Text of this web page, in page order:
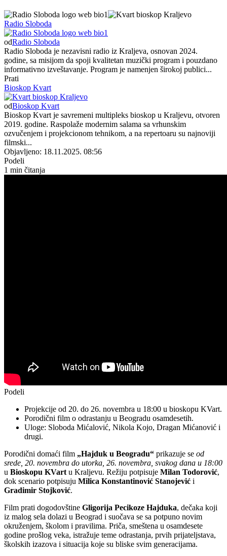
Radio Sloboda
odRadio Sloboda
Radio Sloboda je nezavisni radio iz Kraljeva, osnovan 2024.
godine, sa misijom da spoji kvalitetan muzički program i pouzdano
informativno izveštavanje. Program je namenjen širokoj publici...
Prati
Bioskop Kvart
odBioskop Kvart
Bioskop Kvart je savremeni multipleks bioskop u Kraljevu, otvoren
2019. godine. Raspolaže modernim salama sa vrhunskim
ozvučenjem i projekcionom tehnikom, a na repertoaru su najnoviji
filmski...
Objavljeno: 18.11.2025. 08:56
Podeli
1 min čitanja
Podeli
Projekcije od 20. do 26. novembra u 18:00 u bioskopu KVart.
Porodični film o odrastanju u Beogradu osamdesetih.
Uloge: Sloboda Mićalović, Nikola Kojo, Dragan Mićanović i
drugi.
Porodični domaći film „Hajduk u Beogradu“ prikazuje se od
srede, 20. novembra do utorka, 26. novembra, svakog dana u 18:00
u Bioskopu KVart u Kraljevu. Režiju potpisuje Milan Todorović,
dok scenario potpisuju Milica Konstantinović Stanojević i
Gradimir Stojković.
Film prati dogodovštine Gligorija Pecikoze Hajduka, dečaka koji
iz malog sela dolazi u Beograd i suočava se sa potpuno novim
okruženjem, školom i pravilima. Priča, smeštena u osamdesete
godine prošlog veka, istražuje teme odrastanja, prvih prijateljstava,
školskih izazova i situacija koje su bliske svim generacijama.